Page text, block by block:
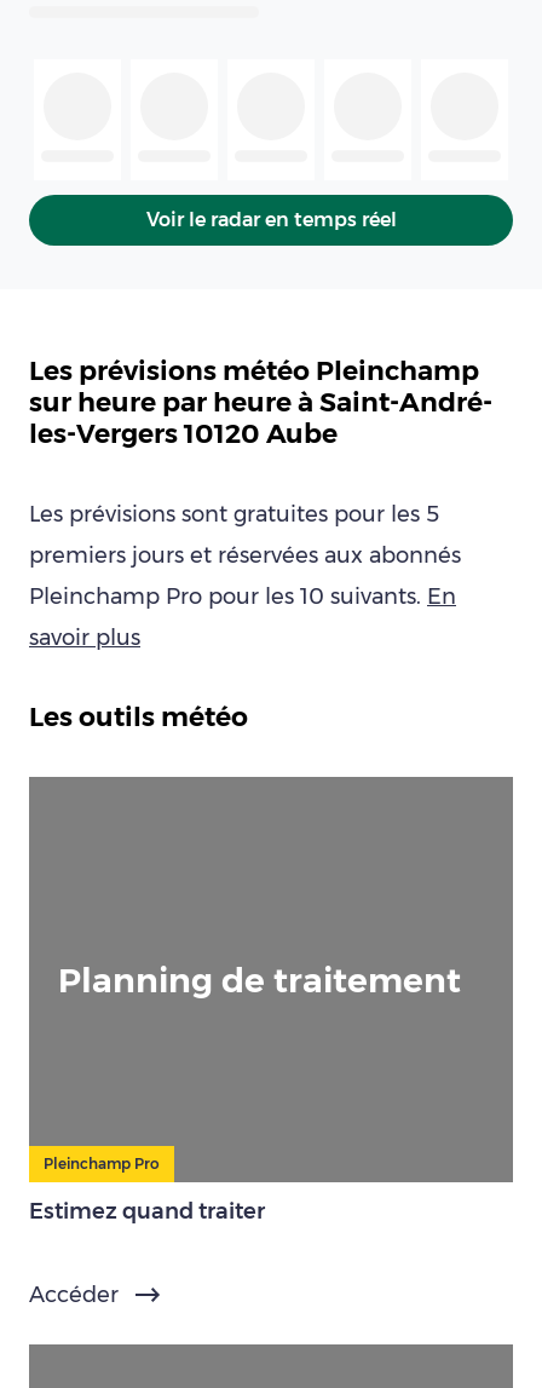
Voir le radar en temps réel
Les prévisions météo Pleinchamp
sur heure par heure à Saint-André-
les-Vergers 10120 Aube
Les prévisions sont gratuites pour les 5
premiers jours et réservées aux abonnés
Pleinchamp Pro pour les 10 suivants. En
savoir plus
Les outils météo
Planning de traitement
Pleinchamp Pro
Estimez quand traiter
Accéder